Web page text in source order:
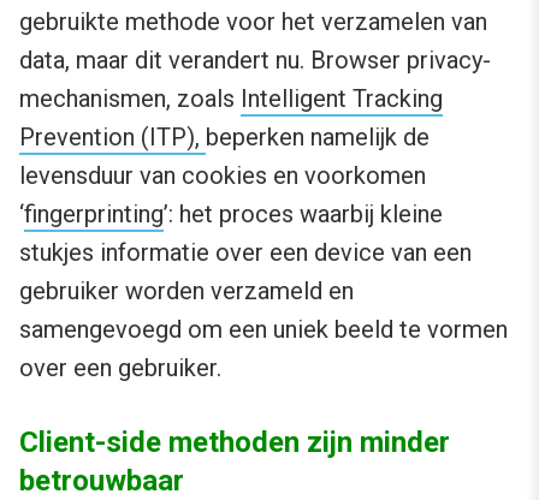
gebruikte methode voor het verzamelen van
data, maar dit verandert nu. Browser privacy-
mechanismen, zoals Intelligent Tracking
Prevention (ITP), beperken namelijk de
levensduur van cookies en voorkomen
‘fingerprinting’: het proces waarbij kleine
stukjes informatie over een device van een
gebruiker worden verzameld en
samengevoegd om een uniek beeld te vormen
over een gebruiker.
Client-side methoden zijn minder
betrouwbaar